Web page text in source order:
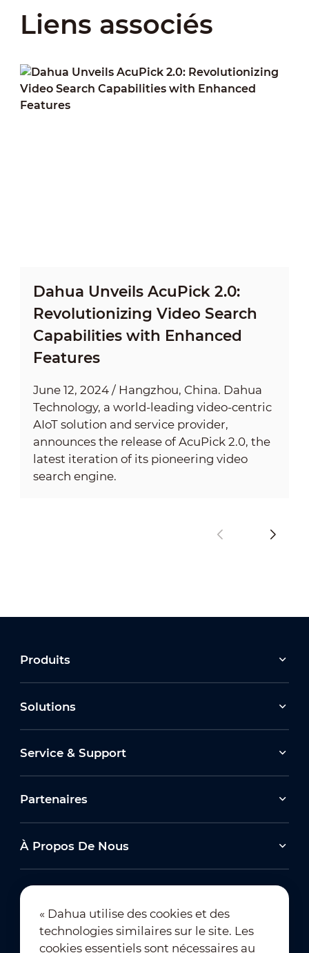
Liens associés
Dahua Unveils AcuPick 2.0:
Revolutionizing Video Search
Capabilities with Enhanced
Features
June 12, 2024 / Hangzhou, China. Dahua
Technology, a world-leading video-centric
AIoT solution and service provider,
announces the release of AcuPick 2.0, the
latest iteration of its pioneering video
search engine.
Produits
Solutions
Service & Support
Partenaires
À Propos De Nous
Abonnement à la newsletter
« Dahua utilise des cookies et des
technologies similaires sur le site. Les
cookies essentiels sont nécessaires au